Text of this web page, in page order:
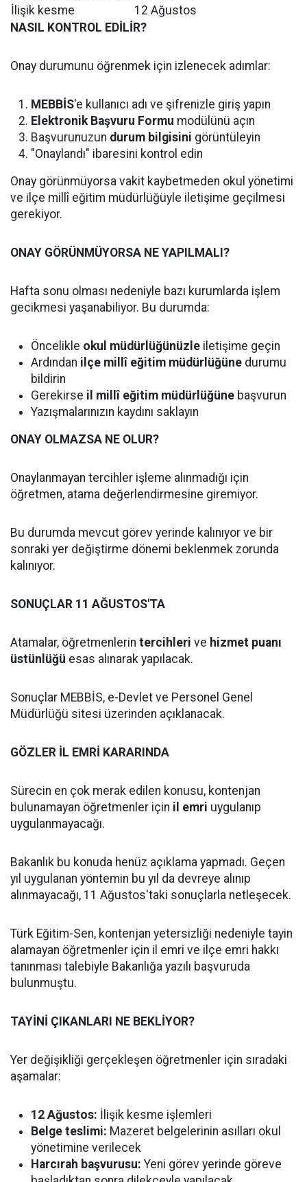
İlişik kesme
12 Ağustos
NASIL KONTROL EDİLİR?
Onay durumunu öğrenmek için izlenecek adımlar:
MEBBİS'e kullanıcı adı ve şifrenizle giriş yapın
Elektronik Başvuru Formu modülünü açın
Başvurunuzun durum bilgisini görüntüleyin
"Onaylandı" ibaresini kontrol edin
Onay görünmüyorsa vakit kaybetmeden okul yönetimi
ve ilçe millî eğitim müdürlüğüyle iletişime geçilmesi
gerekiyor.
ONAY GÖRÜNMÜYORSA NE YAPILMALI?
Hafta sonu olması nedeniyle bazı kurumlarda işlem
gecikmesi yaşanabiliyor. Bu durumda:
Öncelikle okul müdürlüğünüzle iletişime geçin
Ardından ilçe millî eğitim müdürlüğüne durumu
bildirin
Gerekirse il millî eğitim müdürlüğüne başvurun
Yazışmalarınızın kaydını saklayın
ONAY OLMAZSA NE OLUR?
Onaylanmayan tercihler işleme alınmadığı için
öğretmen, atama değerlendirmesine giremiyor.
Bu durumda mevcut görev yerinde kalınıyor ve bir
sonraki yer değiştirme dönemi beklenmek zorunda
kalınıyor.
SONUÇLAR 11 AĞUSTOS'TA
Atamalar, öğretmenlerin tercihleri ve hizmet puanı
üstünlüğü esas alınarak yapılacak.
Sonuçlar MEBBİS, e-Devlet ve Personel Genel
Müdürlüğü sitesi üzerinden açıklanacak.
GÖZLER İL EMRİ KARARINDA
Sürecin en çok merak edilen konusu, kontenjan
bulunamayan öğretmenler için il emri uygulanıp
uygulanmayacağı.
Bakanlık bu konuda henüz açıklama yapmadı. Geçen
yıl uygulanan yöntemin bu yıl da devreye alınıp
alınmayacağı, 11 Ağustos'taki sonuçlarla netleşecek.
Türk Eğitim-Sen, kontenjan yetersizliği nedeniyle tayin
alamayan öğretmenler için il emri ve ilçe emri hakkı
tanınması talebiyle Bakanlığa yazılı başvuruda
bulunmuştu.
TAYİNİ ÇIKANLARI NE BEKLİYOR?
Yer değişikliği gerçekleşen öğretmenler için sıradaki
aşamalar:
12 Ağustos: İlişik kesme işlemleri
Belge teslimi: Mazeret belgelerinin asılları okul
yönetimine verilecek
Harcırah başvurusu: Yeni görev yerinde göreve